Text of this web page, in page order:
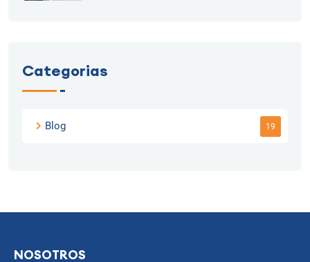
Categorias
Blog 19
NOSOTROS